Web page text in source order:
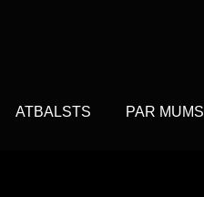
ATBALSTS PAR MUMS